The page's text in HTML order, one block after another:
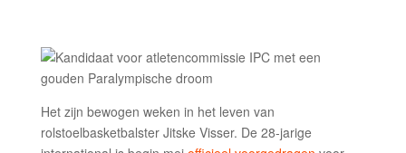
Het zijn bewogen weken in het leven van
rolstoelbasketbalster Jitske Visser. De 28-jarige